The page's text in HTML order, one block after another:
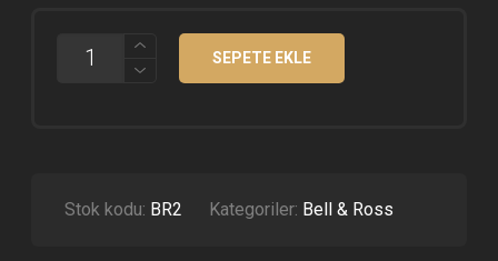
KADRAN
CLONE
SEPETE EKLE
Stok kodu: BR2 Kategoriler: Bell & Ross